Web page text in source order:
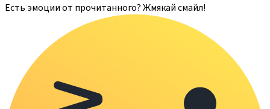
Есть эмоции от прочитанного? Жмякай смайл!